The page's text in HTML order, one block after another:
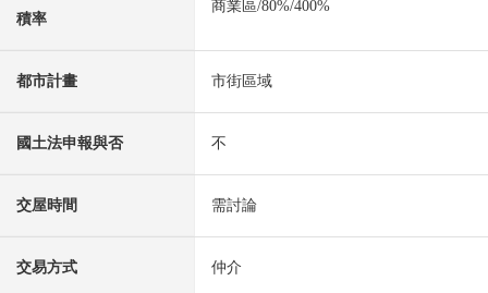
積率
商業區/80%/400%
都市計畫 市街區域
國土法申報與否 不
交屋時間 需討論
交易方式 仲介